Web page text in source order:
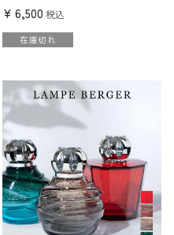
¥ 6,500 税込
在庫切れ